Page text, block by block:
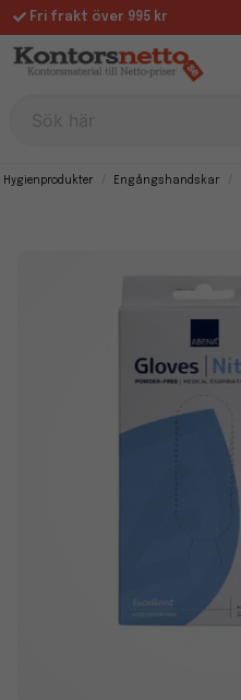
Fri frakt över 995 kr
Hygienprodukter Engångshandskar